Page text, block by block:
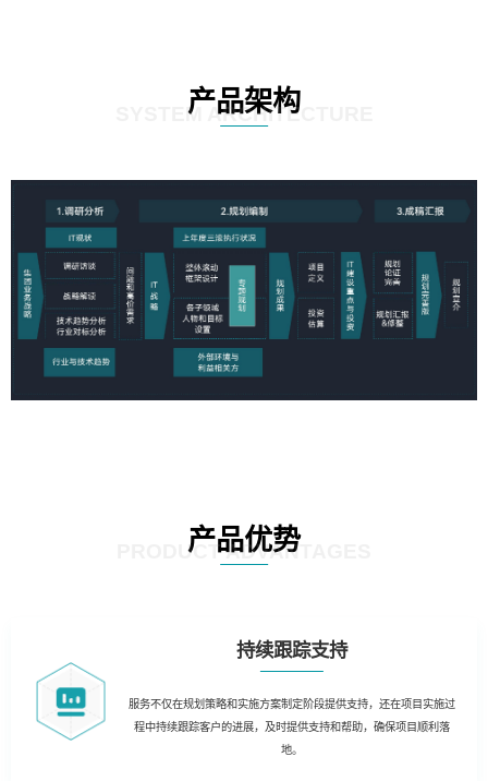
产品架构
SYSTEM ARCHITECTURE
产品优势
PRODUCT ADVANTAGES
持续跟踪支持
服务不仅在规划策略和实施方案制定阶段提供支持，还在项目实施过
程中持续跟踪客户的进展，及时提供支持和帮助，确保项目顺利落
地。